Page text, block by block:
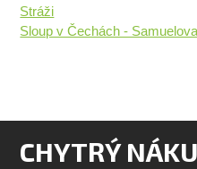
Stráži
Sloup v Čechách -
CHYTRÝ